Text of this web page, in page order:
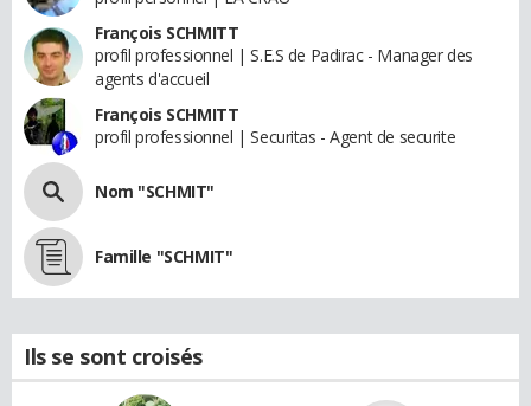
François SCHMITT
profil professionnel | S.E.S de Padirac - Manager des
agents d'accueil
François SCHMITT
profil professionnel | Securitas - Agent de securite
Nom "SCHMIT"
Famille "SCHMIT"
Ils se sont croisés